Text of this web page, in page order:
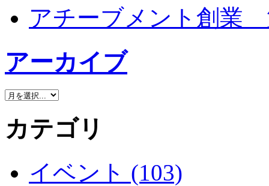
アチーブメント創業
アーカイブ
カテゴリ
イベント (103)